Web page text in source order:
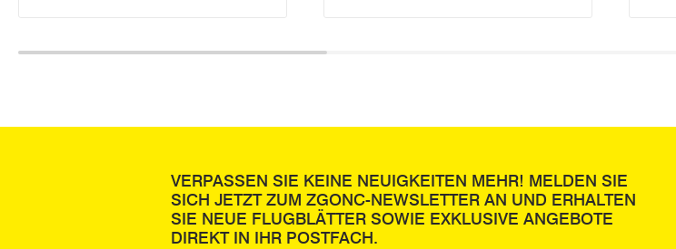
VERPASSEN SIE KEINE NEUIGKEITEN MEHR! MELDEN SIE
SICH JETZT ZUM ZGONC-NEWSLETTER AN UND ERHALTEN
SIE NEUE FLUGBLÄTTER SOWIE EXKLUSIVE ANGEBOTE
DIREKT IN IHR POSTFACH.